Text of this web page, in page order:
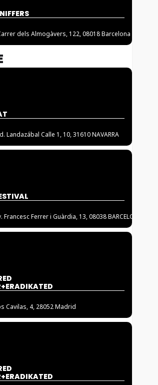
dels Almogàvers, 122, 08018 Barcelona
Landazábal Calle 1, 10, 31610 NAVARRA
Francesc Ferrer i Guàrdia, 13, 08038 BARCELONA
Cavilas, 4, 28052 Madrid